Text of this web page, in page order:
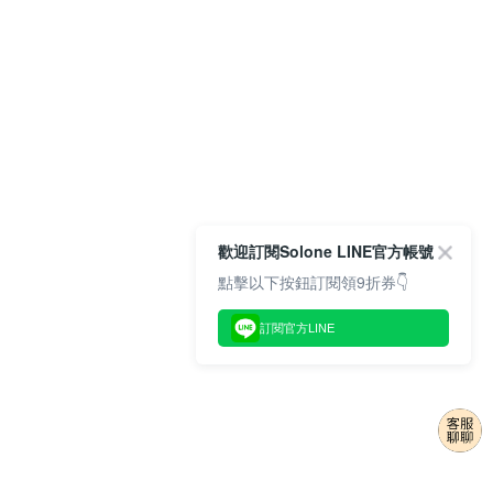
歡迎訂閱Solone LINE官方帳號
點擊以下按鈕訂閱領9折券👇
訂閱官方LINE